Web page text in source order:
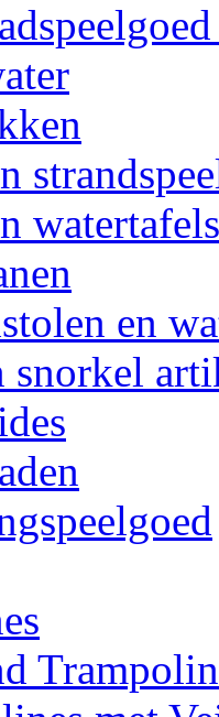
watertafels
en
snorkel